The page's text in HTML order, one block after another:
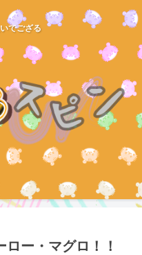
でござる
ー・マグロ！！